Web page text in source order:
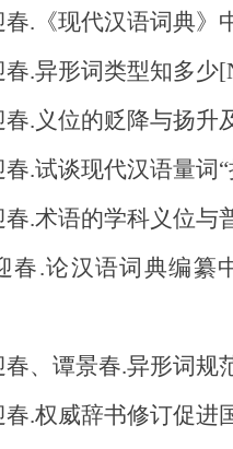
《现代汉语词典》
异形词类型知多少
义位的贬降与扬升
试谈现代汉语量词“
术语的学科义位与普
.论汉语词典编纂中
谭景春.异形词规范
权威辞书修订促进国